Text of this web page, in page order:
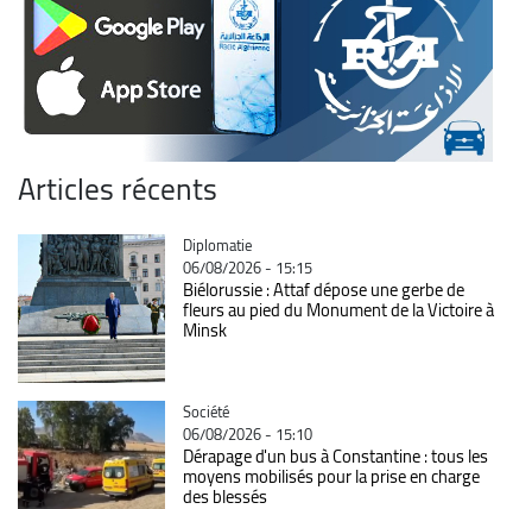
Articles récents
Catégorie
Diplomatie
06/08/2026 - 15:15
Biélorussie : Attaf dépose une gerbe de
fleurs au pied du Monument de la Victoire à
Minsk
Catégorie
Société
06/08/2026 - 15:10
Dérapage d'un bus à Constantine : tous les
moyens mobilisés pour la prise en charge
des blessés